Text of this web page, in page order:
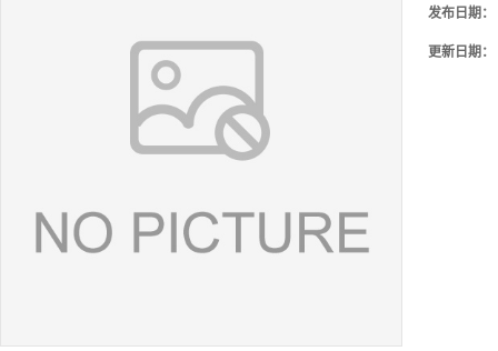
发布日期：
更新日期：